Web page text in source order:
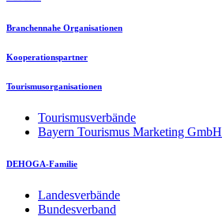
Branchennahe Organisationen
Kooperationspartner
Tourismusorganisationen
Tourismusverbände
Bayern Tourismus Marketing GmbH
DEHOGA-Familie
Landesverbände
Bundesverband